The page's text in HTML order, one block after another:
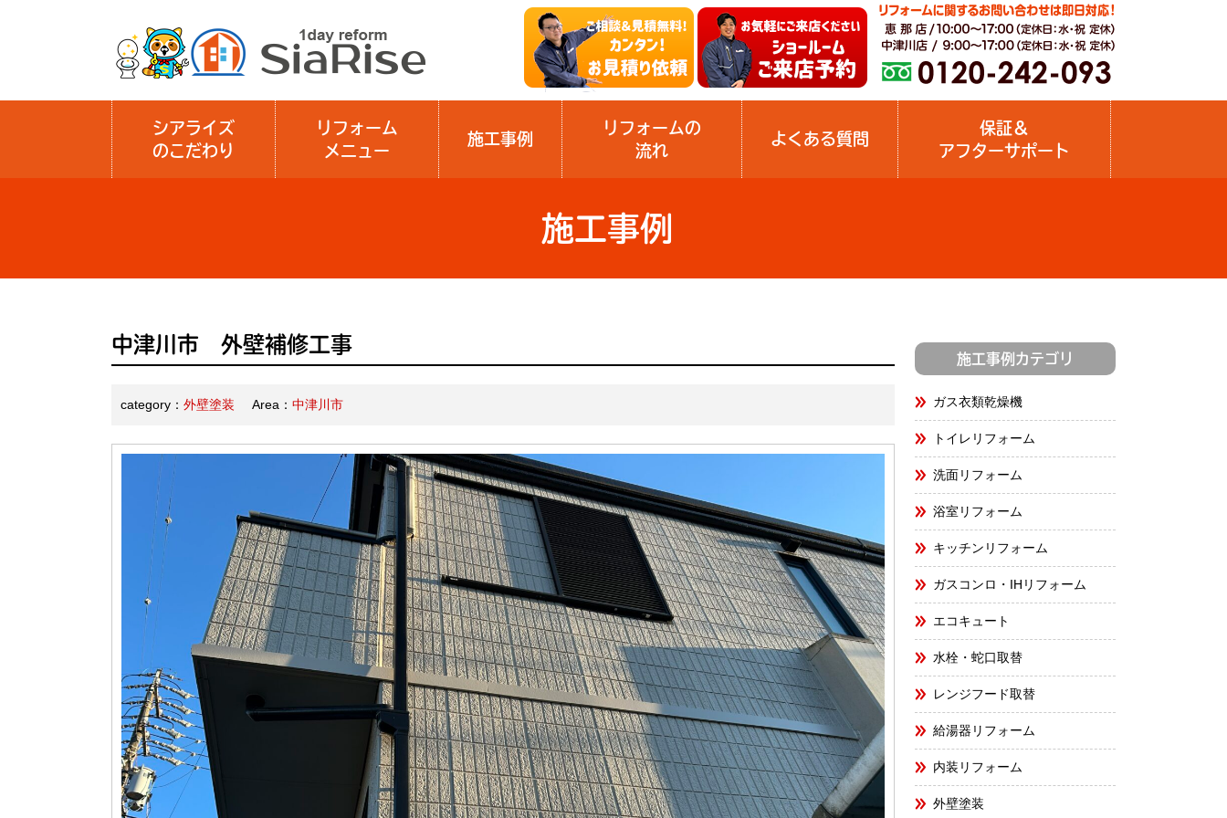
シアライズ
のこだわり
リフォーム
メニュー
施工事例
リフォームの
流れ
よくある質問
保証＆
アフターサポート
施工事例
中津川市 外壁補修工事
category： 外壁塗装 Area： 中津川市
施工事例カテゴリ
ガス衣類乾燥機
トイレリフォーム
洗面リフォーム
浴室リフォーム
キッチンリフォーム
ガスコンロ・IHリフォーム
エコキュート
水栓・蛇口取替
レンジフード取替
給湯器リフォーム
内装リフォーム
外壁塗装